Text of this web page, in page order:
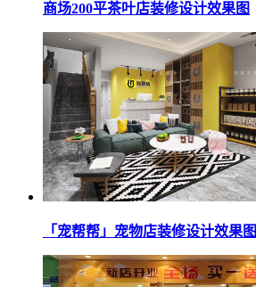
商场200平茶叶店装修设计效果图
「宠帮帮」宠物店装修设计效果图